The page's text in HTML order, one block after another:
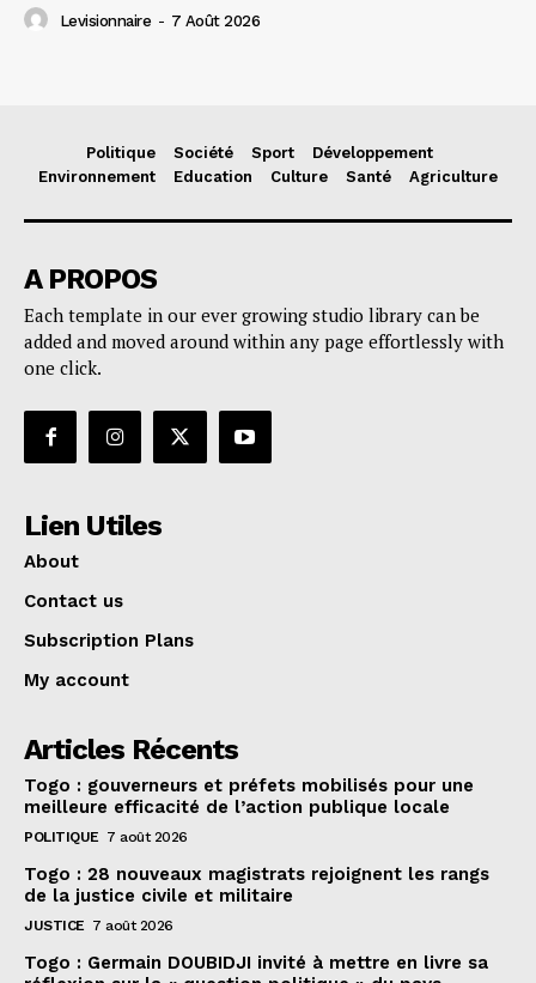
Levisionnaire - 7 Août 2026
Politique Société Sport
Développement
Environnement
Education Culture Santé Agriculture
A PROPOS
Each template in our ever growing studio library can be
added and moved around within any page effortlessly with
one click.
Lien Utiles
About
Contact us
Subscription Plans
My account
Articles Récents
Togo : gouverneurs et préfets mobilisés pour une
meilleure efficacité de l’action publique locale
POLITIQUE 7 août 2026
Togo : 28 nouveaux magistrats rejoignent les rangs
de la justice civile et militaire
JUSTICE 7 août 2026
Togo : Germain DOUBIDJI invité à mettre en livre sa